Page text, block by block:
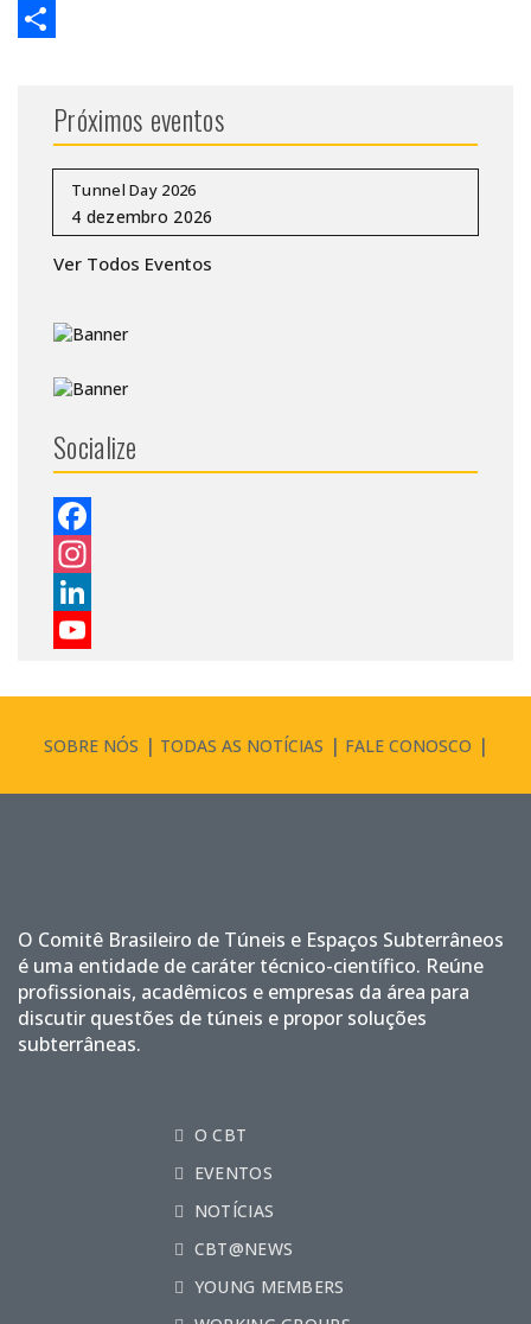
LinkedIn
Próximos eventos
Tunnel Day 2026
Ver Todos Eventos
Socialize
Facebook
Instagram
LinkedIn
SOBRE NÓS
TODAS AS NOTÍCIAS FALE CONOSCO
O Comitê Brasileiro de Túneis e Espaços Subterrâneos
é uma entidade de caráter técnico-científico. Reúne
profissionais, acadêmicos e empresas da área para
discutir questões de túneis e propor soluções
subterrâneas.
O CBT
EVENTOS
NOTÍCIAS
CBT@NEWS
YOUNG MEMBERS